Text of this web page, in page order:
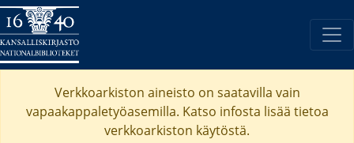
Verkkoarkiston aineisto on saatavilla vain
vapaakappaletyöasemilla. Katso infosta lisää tietoa
verkkoarkiston käytöstä.